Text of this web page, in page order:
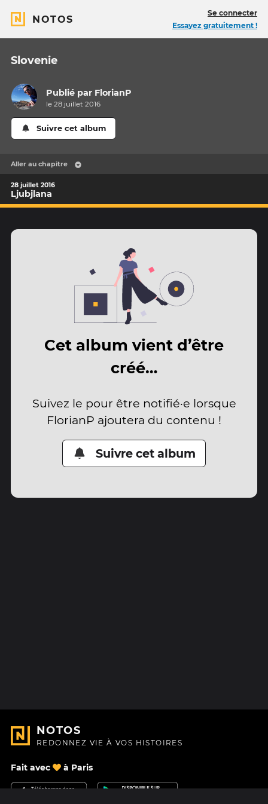
NOTOS
Se connecter
Essayez gratuitement !
Slovenie
Publié par FlorianP
le 28 juillet 2016
Suivre cet album
Aller au chapitre
28 juillet 2016
Ljubjlana
Cet album vient d’être
créé…
Suivez le pour être notifié·e lorsque
FlorianP ajoutera du contenu !
Suivre cet album
NOTOS
REDONNEZ VIE À VOS HISTOIRES
Fait avec à Paris